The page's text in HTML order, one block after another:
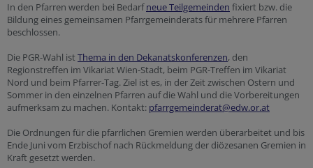
In den Pfarren werden bei Bedarfneue Teilgemeinden fixiert bzw. die
Bildung eines gemeinsamen Pfarrgemeinderats für mehrere Pfarren
beschlossen.
Die PGR-Wahl ist Thema in den Dekanatskonferenzen, den
Regionstreffen im Vikariat Wien-Stadt, beim PGR-Treffen im Vikariat
Nord und beim Pfarrer-Tag. Ziel ist es, in der Zeit zwischen Ostern und
Sommer in den einzelnen Pfarren auf die Wahl und die Vorbereitungen
aufmerksam zu machen. Kontakt: pfarrgemeinderat@edw.or.at
Die Ordnungen für die pfarrlichen Gremien werden überarbeitet und bis
Ende Juni vom Erzbischof nach Rückmeldung der diözesanen Gremien in
Kraft gesetzt werden.